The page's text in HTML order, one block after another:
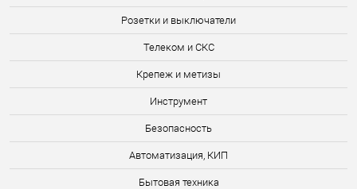
Розетки и выключатели
Телеком и СКС
Крепеж и метизы
Инструмент
Безопасность
Автоматизация, КИП
Бытовая техника